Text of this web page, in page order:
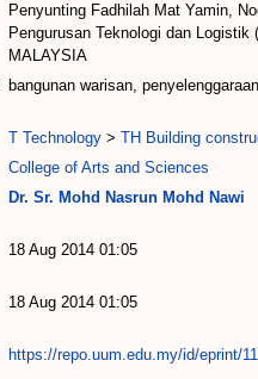
Penyunting Fadhilah Mat Yamin,
Pengurusan Teknologi dan
MALAYSIA
bangunan warisan,
T Technology > TH Building
College of Arts and Sciences
Dr. Sr. Mohd Nasrun Mohd Nawi
18 Aug 2014 01:05
18 Aug 2014 01:05
https://repo.uum.edu.my/id/eprint/